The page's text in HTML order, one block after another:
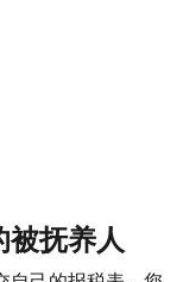
被抚养人